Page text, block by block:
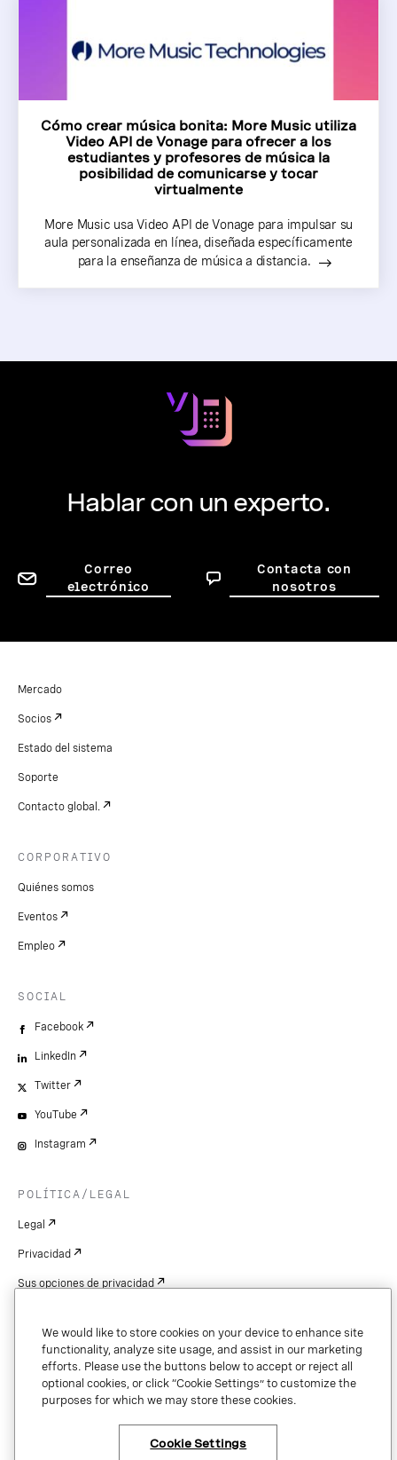
Cómo crear música bonita: More Music utiliza
Video API de Vonage para ofrecer a los
estudiantes y profesores de música la
posibilidad de comunicarse y tocar
virtualmente
More Music usa Video API de Vonage para impulsar su
aula personalizada en línea, diseñada específicamente
para la enseñanza de música a distancia.
Hablar con un experto.
Correo
electrónico
Contacta con
nosotros
Mercado
Socios
Estado del sistema
Soporte
Contacto global.
CORPORATIVO
Quiénes somos
Eventos
Empleo
SOCIAL
Facebook
LinkedIn
Twitter
YouTube
Instagram
POLÍTICA/LEGAL
Legal
Privacidad
Sus opciones de privacidad
Patentes
Derechos de autor
Seguridad y confianza
We would like to store cookies on your device to enhance site
functionality, analyze site usage, and assist in our marketing
efforts. Please use the buttons below to accept or reject all
optional cookies, or click “Cookie Settings” to customize the
purposes for which we may store these cookies.
Cookie Settings